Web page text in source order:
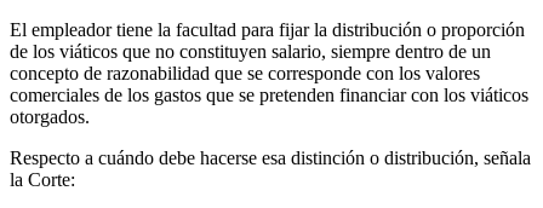
El empleador tiene la facultad para fijar la distribución o proporción
de los viáticos que no constituyen salario, siempre dentro de un
concepto de razonabilidad que se corresponde con los valores
comerciales de los gastos que se pretenden financiar con los viáticos
otorgados.
Respecto a cuándo debe hacerse esa distinción o distribución, señala
la Corte: